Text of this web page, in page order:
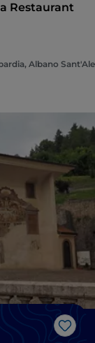
Restaurant
Albano